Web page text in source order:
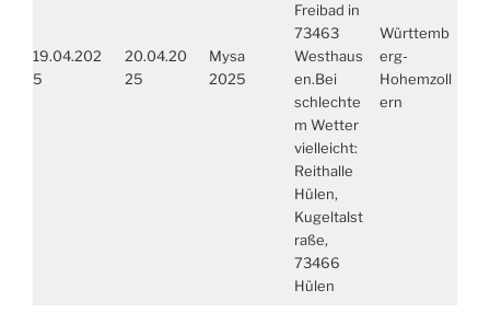
19.04.202
5
20.04.20
25
Mysa
2025
Freibad in
73463
Westhaus
en.Bei
schlechte
m Wetter
vielleicht:
Reithalle
Hülen,
Kugeltalst
raße,
73466
Hülen
Württemb
erg-
Hohemzoll
ern